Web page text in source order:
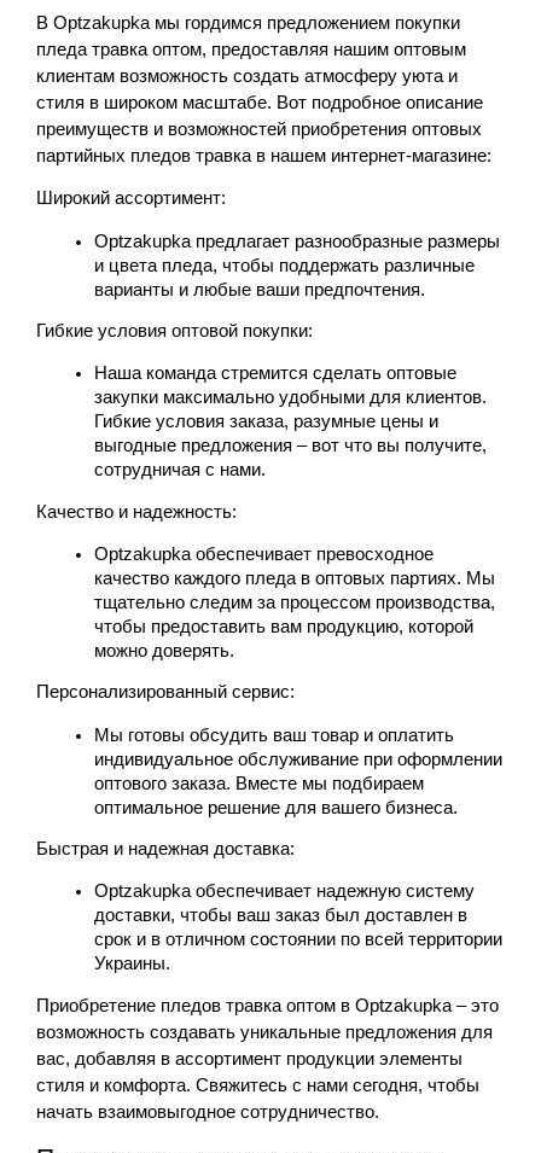
В Optzakupka мы гордимся предложением покупки
пледа травка оптом, предоставляя нашим оптовым
клиентам возможность создать атмосферу уюта и
стиля в широком масштабе. Вот подробное описание
преимуществ и возможностей приобретения оптовых
партийных пледов травка в нашем интернет-магазине:
Широкий ассортимент:
Optzakupka предлагает разнообразные размеры
и цвета пледа, чтобы поддержать различные
варианты и любые ваши предпочтения.
Гибкие условия оптовой покупки:
Наша команда стремится сделать оптовые
закупки максимально удобными для клиентов.
Гибкие условия заказа, разумные цены и
выгодные предложения – вот что вы получите,
сотрудничая с нами.
Качество и надежность:
Optzakupka обеспечивает превосходное
качество каждого пледа в оптовых партиях. Мы
тщательно следим за процессом производства,
чтобы предоставить вам продукцию, которой
можно доверять.
Персонализированный сервис:
Мы готовы обсудить ваш товар и оплатить
индивидуальное обслуживание при оформлении
оптового заказа. Вместе мы подбираем
оптимальное решение для вашего бизнеса.
Быстрая и надежная доставка:
Optzakupka обеспечивает надежную систему
доставки, чтобы ваш заказ был доставлен в
срок и в отличном состоянии по всей территории
Украины.
Приобретение пледов травка оптом в Optzakupka – это
возможность создавать уникальные предложения для
вас, добавляя в ассортимент продукции элементы
стиля и комфорта. Свяжитесь с нами сегодня, чтобы
начать взаимовыгодное сотрудничество.